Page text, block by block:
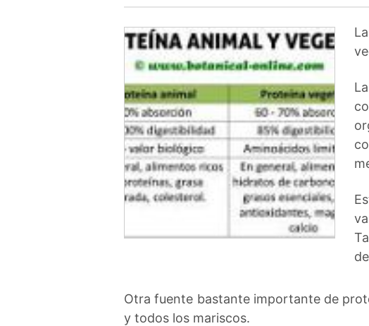
La
Otra fuente bastante importante de
y todos los mariscos.